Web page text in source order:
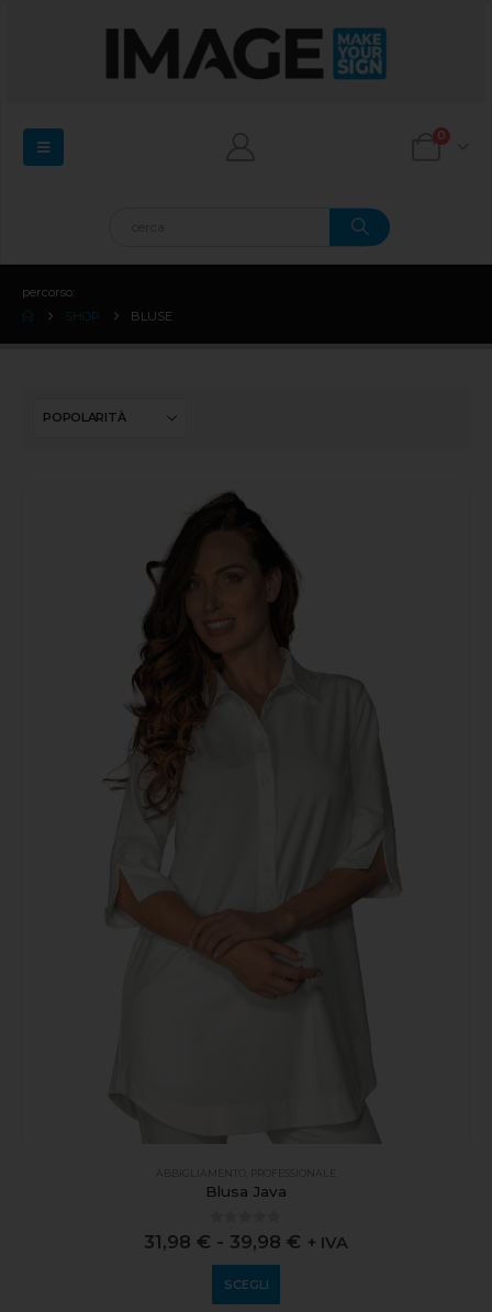
0
percorso:
SHOP
BLUSE
ABBIGLIAMENTO PROFESSIONALE
Blusa Java
out of 5
31,98 € - 39,98 € + IVA
SCEGLI